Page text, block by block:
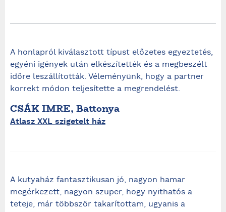
A honlapról kiválasztott típust előzetes egyeztetés,
egyéni igények után elkészítették és a megbeszélt
időre leszállították. Véleményünk, hogy a partner
korrekt módon teljesítette a megrendelést.
CSÁK IMRE, Battonya
Atlasz XXL szigetelt ház
A kutyaház fantasztikusan jó, nagyon hamar
megérkezett, nagyon szuper, hogy nyithatós a
teteje, már többször takarítottam, ugyanis a